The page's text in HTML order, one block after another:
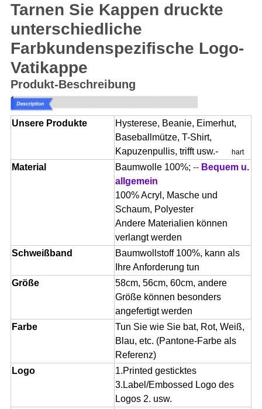
Tarnen Sie Kappen druckte
unterschiedliche
Farbkundenspezifische Logo-
Vatikappe
Produkt-Beschreibung
Unsere Produkte
Hysterese, Beanie, Eimerhut,
Baseballmütze, T-Shirt,
Kapuzenpullis, trifft usw.-
hart
Material Baumwolle 100%; -- Bequem u.
allgemein
100% Acryl, Masche und
Schaum, Polyester
Andere Materialien können
verlangt werden
Schweißband
Baumwollstoff 100%, kann als
Ihre Anforderung tun
Größe
58cm, 56cm, 60cm, andere
Größe können besonders
angefertigt werden
Farbe
Tun Sie wie Sie bat, Rot, Weiß,
Blau, etc. (Pantone-Farbe als
Referenz)
Logo
1.Printed gesticktes
3.Label/Embossed Logo des
Logos 2. usw.